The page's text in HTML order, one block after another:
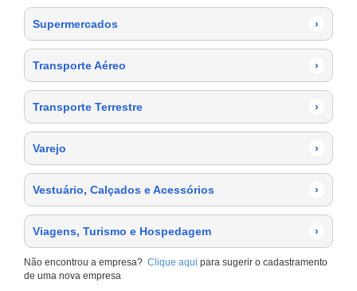
Supermercados ›
Transporte Aéreo ›
Transporte Terrestre ›
Varejo ›
Vestuário, Calçados e Acessórios ›
Viagens, Turismo e Hospedagem ›
Não encontrou a empresa? Clique aqui para sugerir o cadastramento
de uma nova empresa